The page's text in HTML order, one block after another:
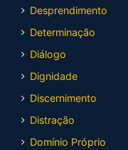
Desprendimento
Determinação
Diálogo
Dignidade
Discernimento
Distração
Domínio Próprio